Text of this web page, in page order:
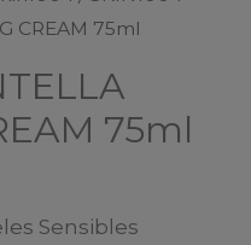
CREAM 75ml
75ml
Sensibles